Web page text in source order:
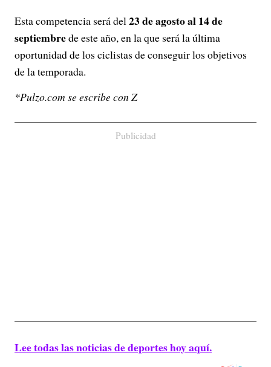
Esta competencia será del23 de agosto al 14 de
septiembrede este año, en la que será la última
oportunidad de los ciclistas de conseguir los objetivos
de la temporada.
*Pulzo.com se escribe con Z
Publicidad
Lee todas las noticias de deportes hoy aquí.